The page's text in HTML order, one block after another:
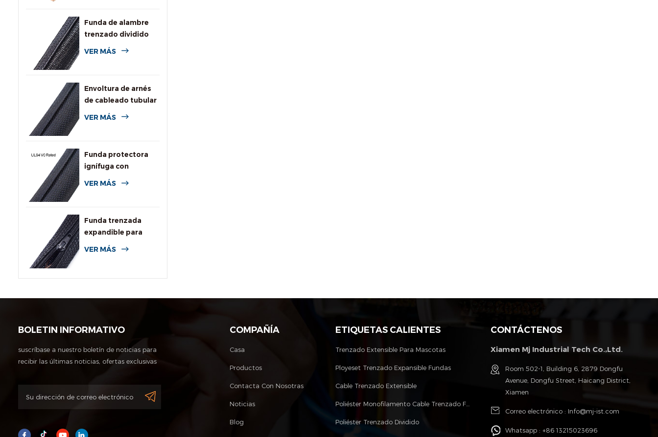
Funda de alambre
trenzado dividido
autoenvolvente
VER MÁS
Envoltura de arnés
de cableado tubular
dividida tejida
VER MÁS
Funda protectora
ignífuga con
clasificación UL94
VER MÁS
Funda trenzada
expandible para
cables con
VER MÁS
BOLETIN INFORMATIVO
suscríbase a nuestro boletín de noticias para
recibir las últimas noticias, ofertas exclusivas
COMPAÑÍA
Casa
Productos
Contacta Con Nosotras
Noticias
Blog
ETIQUETAS CALIENTES
Trenzado Extensible Para Mascotas
Ployeset Trenzado Expansible Fundas
Cable Trenzado Extensible
Poliéster Monofilamento Cable Trenzado Fundas
Poliéster Trenzado Dividido
CONTÁCTENOS
Xiamen Mj Industrial Tech Co.,Ltd.
Room 502-1, Building 6, 2879 Dongfu
Avenue, Dongfu Street, Haicang District,
Xiamen
Correo electrónico : Info@mj-ist.com
Whatsapp :+86 13215023696